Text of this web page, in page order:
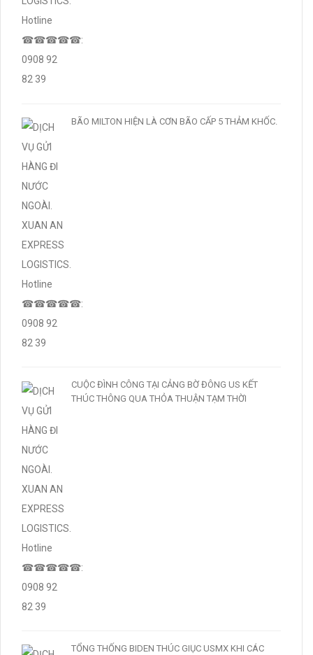
BÃO MILTON HIỆN LÀ CƠN BÃO CẤP 5 THẢM KHỐC.
CUỘC ĐÌNH CÔNG TẠI CẢNG BỜ ĐÔNG US KẾT
THÚC THÔNG QUA THỎA THUẬN TẠM THỜI
TỔNG THỐNG BIDEN THÚC GIỤC USMX KHI CÁC